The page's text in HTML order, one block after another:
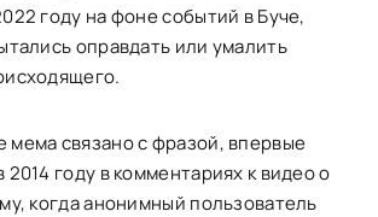
году на фоне событий в Буче,
оправдать или умалить
мема связано с фразой, впервые
2014 году в комментариях к видео о
когда анонимный пользователь